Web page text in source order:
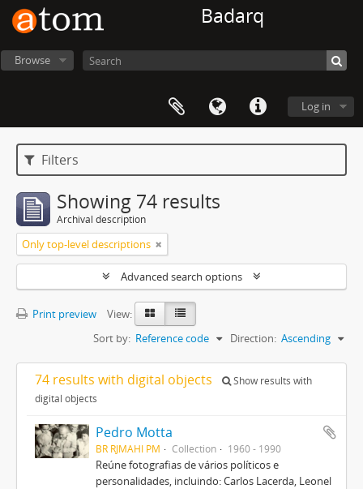
Badarq
Browse
Log in
Filters
Showing 74 results
Archival description
Only top-level descriptions
Advanced search options
Print preview
View:
Sort by: Reference code Direction: Ascending
74 results with digital objects
Show results with
digital objects
Pedro Motta
BR RJMAHI PM Collection 1960 - 1990
Reúne fotografias de vários políticos e
personalidades, incluindo: Carlos Lacerda, Leonel